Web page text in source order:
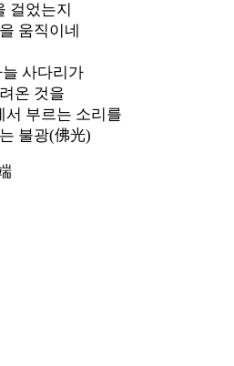
걸었는지
움직이네
사다리가
온 것을
서 부르는 소리를
불광(佛光)